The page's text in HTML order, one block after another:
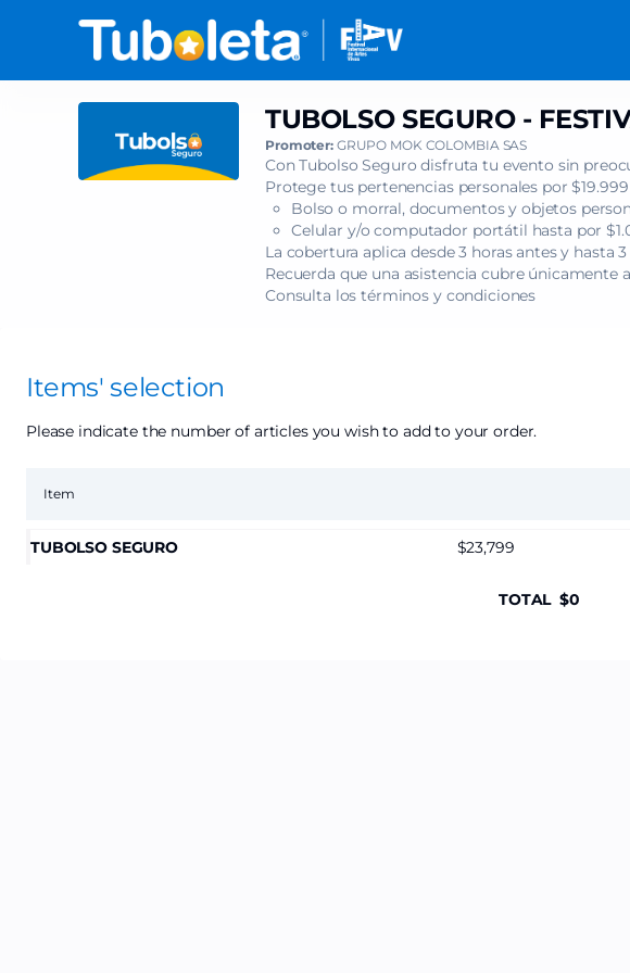
SEGURO
SEGURO
FESTIVAL
TUBOLSO SEGURO -
Promoter: GRUPO MOK COLOMBIA SAS
Con Tubolso Seguro disfruta tu evento sin
Protege tus pertenencias personales por
Bolso o morral, documentos y objetos
Celular y/o computador portátil hasta por
La cobertura aplica desde 3 horas antes y hasta
Recuerda que una asistencia cubre únicamente
Consulta los términos y condiciones
Items' selection
Please indicate the number of articles you wish to add to your order.
Item
TUBOLSO SEGURO 23,799
TOTAL 0